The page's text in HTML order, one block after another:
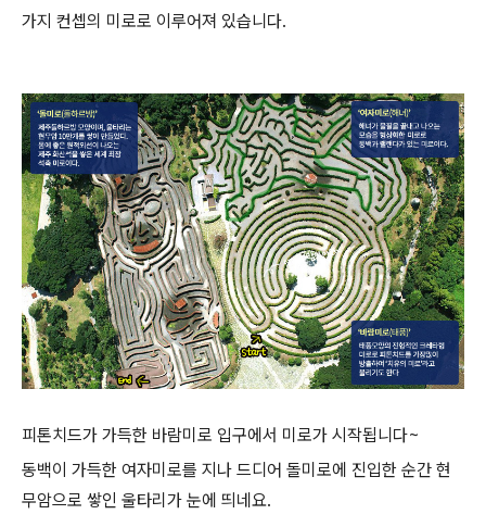
가지 컨셉의 미로로 이루어져 있습니다.
피톤치드가 가득한 바람미로 입구에서 미로가 시작됩니다~
동백이 가득한 여자미로를 지나 드디어 돌미로에 진입한 순간 현
무암으로 쌓인 울타리가 눈에 띄네요.